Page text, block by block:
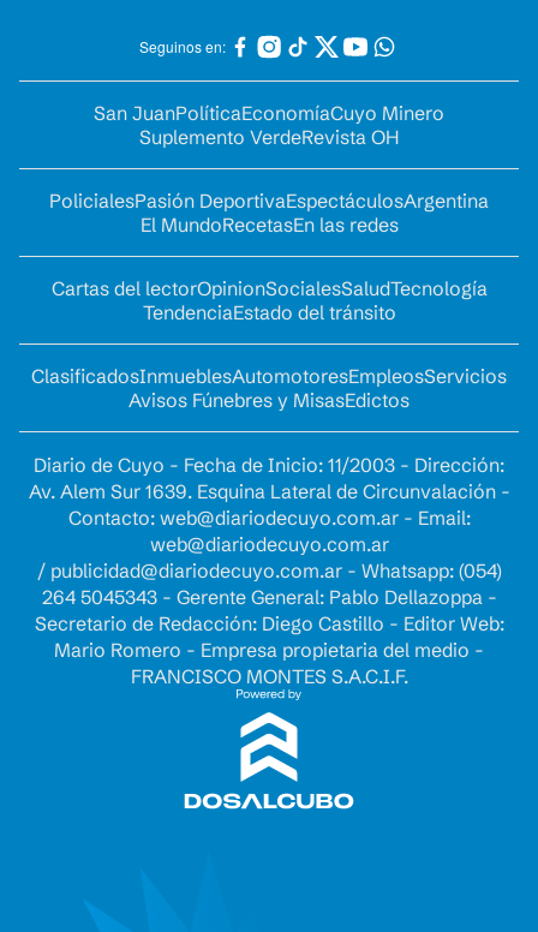
Seguinos en:
San JuanPolíticaEconomíaCuyo Minero
Suplemento VerdeRevista OH
PolicialesPasión DeportivaEspectáculosArgentina
El MundoRecetasEn las redes
Cartas del lectorOpinionSocialesSaludTecnología
TendenciaEstado del tránsito
ClasificadosInmueblesAutomotoresEmpleosServicios
Avisos Fúnebres y MisasEdictos
Diario de Cuyo - Fecha de Inicio: 11/2003 - Dirección:
Av. Alem Sur 1639. Esquina Lateral de Circunvalación -
Contacto: web@diariodecuyo.com.ar- Email:
web@diariodecuyo.com.ar
/ publicidad@diariodecuyo.com.ar- Whatsapp: (054)
264 5045343 - Gerente General: Pablo Dellazoppa -
Secretario de Redacción: Diego Castillo - Editor Web:
Mario Romero - Empresa propietaria del medio -
FRANCISCO MONTES S.A.C.I.F.